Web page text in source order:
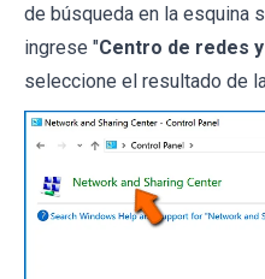
de búsqueda en la esquina
ingrese "Centro de redes
seleccione el resultado de